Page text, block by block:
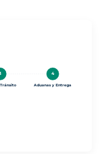
4
Aduanas y Entrega